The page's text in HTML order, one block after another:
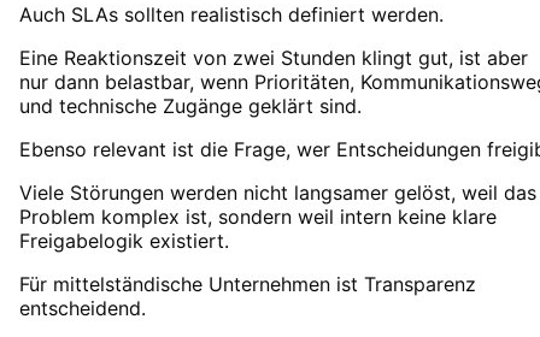
Auch SLAs sollten realistisch definiert werden.
Eine Reaktionszeit von zwei Stunden klingt gut, ist aber
nur dann belastbar, wenn Prioritäten,
und technische Zugänge geklärt sind.
Ebenso relevant ist die Frage, wer Entscheidungen
Viele Störungen werden nicht langsamer gelöst, weil das
Problem komplex ist, sondern weil intern keine klare
Freigabelogik existiert.
Für mittelständische Unternehmen ist Transparenz
entscheidend.